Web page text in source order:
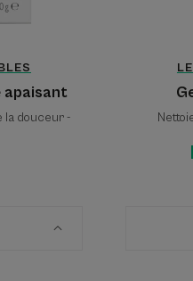
apaisant
la douceur -